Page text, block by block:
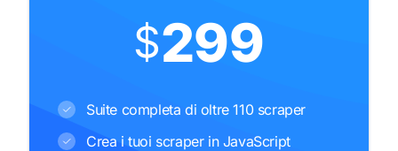
$299
Suite completa di oltre 110 scraper
Crea i tuoi scraper in JavaScript